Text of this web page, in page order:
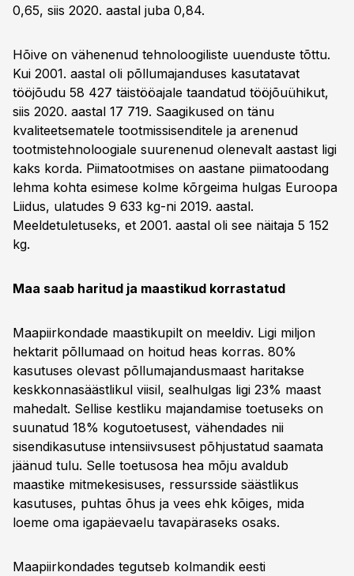
0,65, siis 2020. aastal juba 0,84.
Hõive on vähenenud tehnoloogiliste uuenduste tõttu.
Kui 2001. aastal oli põllumajanduses kasutatavat
tööjõudu 58 427 täistööajale taandatud tööjõuühikut,
siis 2020. aastal 17 719. Saagikused on tänu
kvaliteetsematele tootmissisenditele ja arenenud
tootmistehnoloogiale suurenenud olenevalt aastast ligi
kaks korda. Piimatootmises on aastane piimatoodang
lehma kohta esimese kolme kõrgeima hulgas Euroopa
Liidus, ulatudes 9 633 kg-ni 2019. aastal.
Meeldetuletuseks, et 2001. aastal oli see näitaja 5 152
kg.
Maa saab haritud ja maastikud korrastatud
Maapiirkondade maastikupilt on meeldiv. Ligi miljon
hektarit põllumaad on hoitud heas korras. 80%
kasutuses olevast põllumajandusmaast haritakse
keskkonnasäästlikul viisil, sealhulgas ligi 23% maast
mahedalt. Sellise kestliku majandamise toetuseks on
suunatud 18% kogutoetusest, vähendades nii
sisendikasutuse intensiivsusest põhjustatud saamata
jäänud tulu. Selle toetusosa hea mõju avaldub
maastike mitmekesisuses, ressursside säästlikus
kasutuses, puhtas õhus ja vees ehk kõiges, mida
loeme oma igapäevaelu tavapäraseks osaks.
Maapiirkondades tegutseb kolmandik eesti